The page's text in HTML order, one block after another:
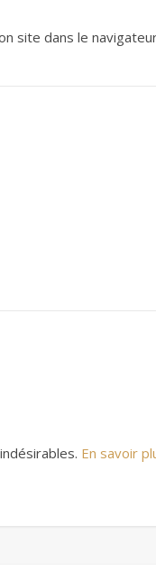
site dans le
En savoir